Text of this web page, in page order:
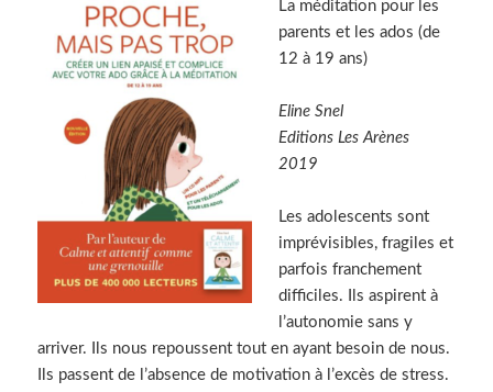
La méditation pour les
parents et les ados (de
12 à 19 ans)
Eline Snel
Editions Les Arènes
2019
Les adolescents sont
imprévisibles, fragiles et
parfois franchement
difficiles. Ils aspirent à
l’autonomie sans y
arriver. Ils nous repoussent tout en ayant besoin de nous.
Ils passent de l’absence de motivation à l’excès de stress.